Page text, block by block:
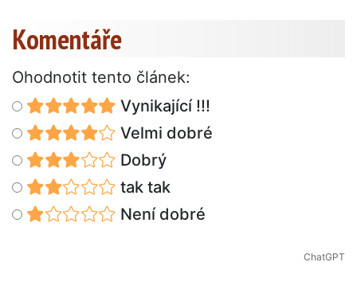
Komentáře
Ohodnotit tento článek:
Vynikající !!!
Velmi dobré
Dobrý
tak tak
Není dobré
ChatGPT